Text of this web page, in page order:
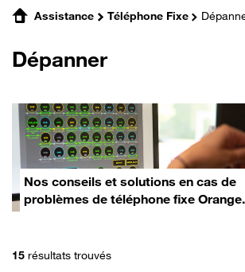
Assistance Téléphone Fixe
Dépanner
Nos conseils et solutions en cas de
problèmes de téléphone fixe Orange.
15 résultats trouvés